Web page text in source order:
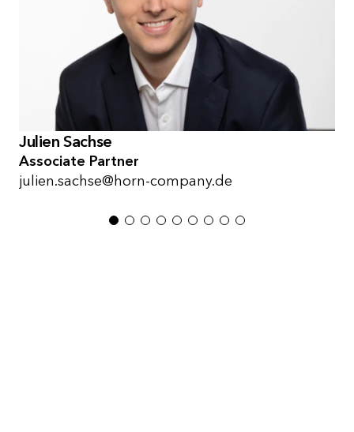
Julien Sachse
Associate Partner
julien.sachse@horn-company.de
1 2 3 4 5 6 7 8 9